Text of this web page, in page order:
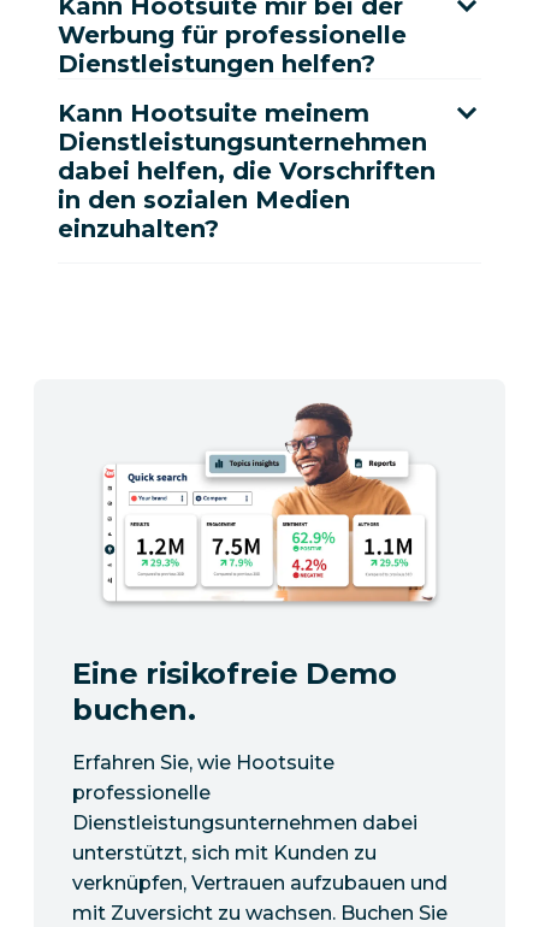
Kann Hootsuite mir bei der
Werbung für professionelle
Dienstleistungen helfen?
Kann Hootsuite meinem
Dienstleistungsunternehmen
dabei helfen, die Vorschriften
in den sozialen Medien
einzuhalten?
Eine risikofreie Demo
buchen.
Erfahren Sie, wie Hootsuite
professionelle
Dienstleistungsunternehmen dabei
unterstützt, sich mit Kunden zu
verknüpfen, Vertrauen aufzubauen und
mit Zuversicht zu wachsen. Buchen Sie